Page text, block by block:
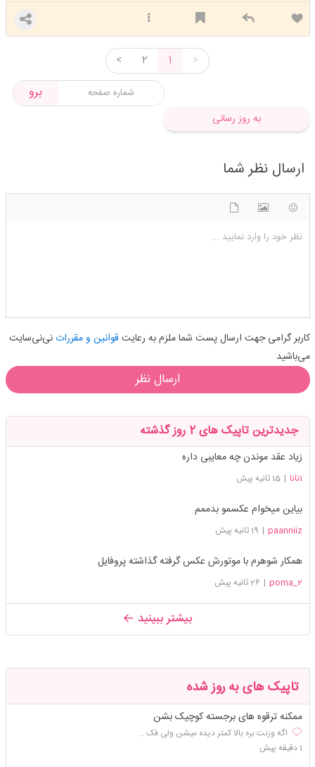
>
1
2
<
برو
به روز رسانی
ارسال نظر شما
نظر خود را وارد نمایید ...
کاربر گرامی جهت ارسال پست شما ملزم به رعایت قوانین و مقرراتنی‌نی‌سایت
می‌باشید
ارسال نظر
جدیدترین تاپیک های 2 روز گذشته
زیاد عقد موندن چه معایبی داره
1نانا | 15 ثانیه پیش
بیاین میخوام عکسمو بدممم
paanniiz
| 19 ثانیه پیش
همکار شوهرم با موتورش عکس گرفته گذاشته پروفایل
poma_2
| 26 ثانیه پیش
بیشتر ببینید
تاپیک های به روز شده
ممکنه ترقوه های برجسته کوچیک بشن
اگه وزنت بره بالا کمتر دیده میشن ولی فک ...
1 دقیقه پیش